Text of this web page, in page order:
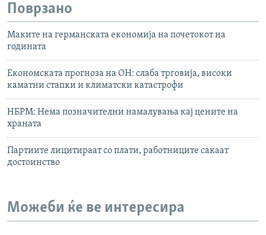
Поврзано
Маките на германската економија на почетокот на
годината
Економската прогноза на ОН: слаба трговија, високи
каматни стапки и климатски катастрофи
НБРМ: Нема позначителни намалувања кај цените на
храната
Партиите лицитираат со плати, работниците сакаат
достоинство
Можеби ќе ве интересира